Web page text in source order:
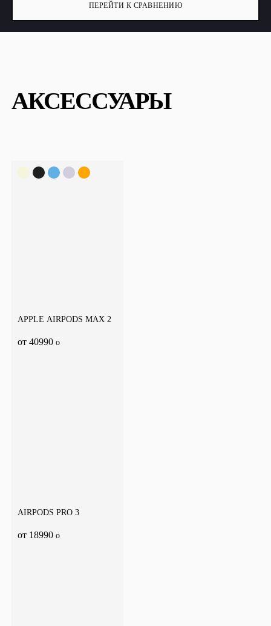
ПЕРЕЙТИ К СРАВНЕНИЮ
АКСЕССУАРЫ
APPLE AIRPODS MAX 2
от 40990 o
AIRPODS PRO 3
от 18990 o